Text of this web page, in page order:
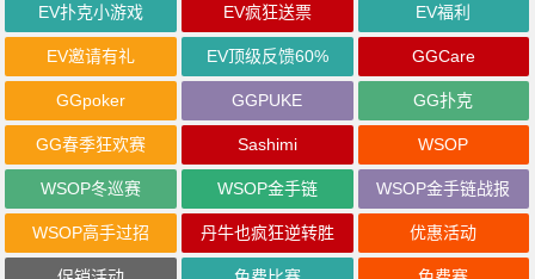
EV扑克小游戏 EV疯狂送票 EV福利
EV邀请有礼 EV顶级反馈60% GGCare
GGpoker GGPUKE GG扑克
GG春季狂欢赛 Sashimi WSOP
WSOP冬巡赛 WSOP金手链 WSOP金手链战报
WSOP高手过招 丹牛也疯狂逆转胜 优惠活动